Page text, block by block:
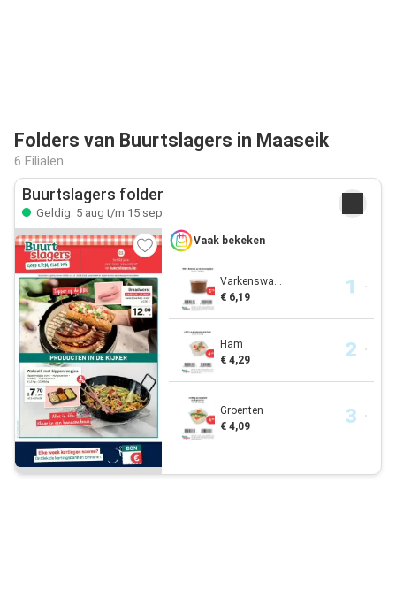
Folders van Buurtslagers in Maaseik
6 Filialen
Buurtslagers folder
Geldig: 5 aug t/m 15 sep
Vaak bekeken
Varkenswa...
€ 6,19
Ham
€ 4,29
Groenten
€ 4,09